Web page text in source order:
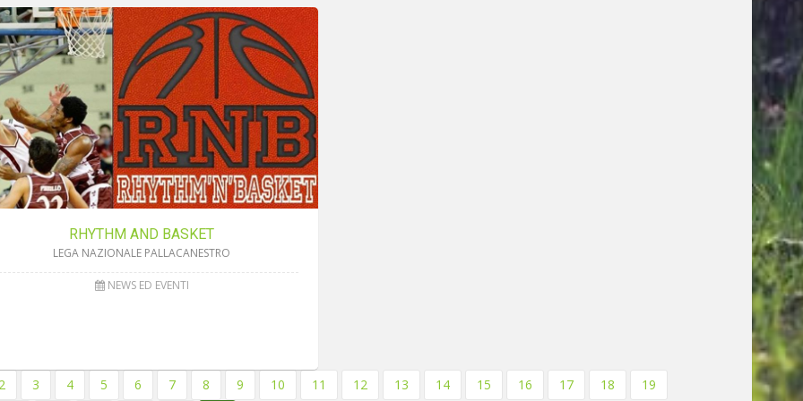
RHYTHM AND BASKET
LEGA NAZIONALE PALLACANESTRO
NEWS ED EVENTI
3 4 5 6 7 8 9 10 11 12 13 14 15 16 17 18 19